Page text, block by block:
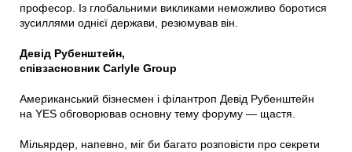
професор. Із глобальними викликами неможливо боротися
зусиллями однієї держави, резюмував він.
Девід Рубенштейн,
співзасновник Carlyle Group
Американський бізнесмен і філантроп Девід Рубенштейн
на YES обговорював основну тему форуму — щастя.
Мільярдер, напевно, міг би багато розповісти про секрети